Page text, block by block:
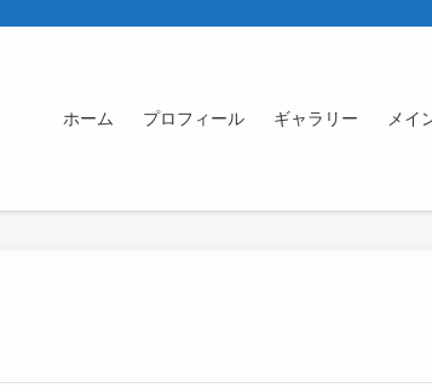
ホーム プロフィール ギャラリー メイ